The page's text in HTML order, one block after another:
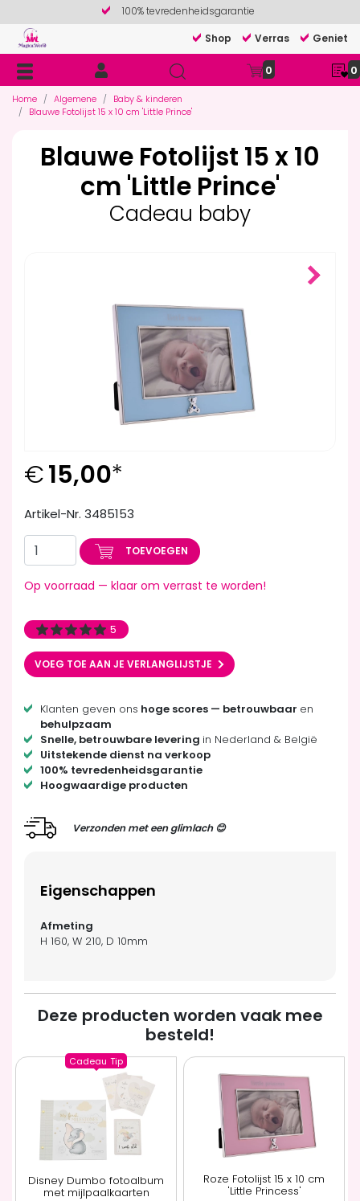
100% tevredenheidsgarantie
Shop
Verras Geniet
0 0
Home Algemene
Baby & kinderen
Blauwe Fotolijst 15 x 10 cm 'Little Prince'
Blauwe Fotolijst 15 x 10
cm 'Little Prince'
Cadeau baby
€15,00*
Artikel-Nr. 3485153
TOEVOEGEN
Op voorraad — klaar om verrast te worden!
5
VOEG TOE AAN JE VERLANGLIJSTJE
Klanten geven ons hoge scores — betrouwbaar en
behulpzaam
Snelle, betrouwbare levering in Nederland & België
Uitstekende dienst na verkoop
100% tevredenheidsgarantie
Hoogwaardige producten
Verzonden met een glimlach 😊
Eigenschappen
H 160, W 210, D 10mm
Deze producten worden vaak mee
besteld!
Cadeau Tip
Disney Dumbo fotoalbum
met mijlpaalkaarten
Roze Fotolijst 15 x 10 cm
'Little Princess'